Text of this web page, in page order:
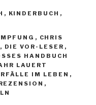
, KINDERBUCH ,
, CHRIS
, DIE VOR-LESER ,
HANDBUCH D
LAUERT
IM LEBEN ,
,